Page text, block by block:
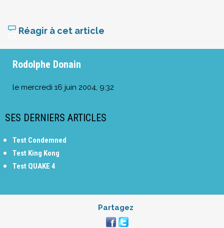
Réagir à cet article
Rodolphe Donain
le mercredi 16 juin 2004, 9:32
SES DERNIERS ARTICLES
Test Condemned
Test King Kong
Test QUAKE 4
Partagez